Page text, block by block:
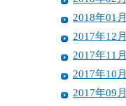
2018年01月
2017年12月
2017年11月
2017年10月
2017年09月